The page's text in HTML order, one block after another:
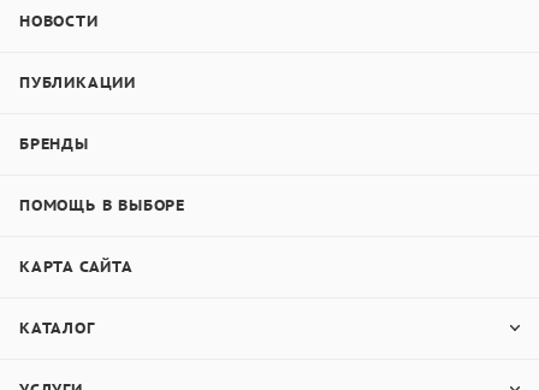
НОВОСТИ
ПУБЛИКАЦИИ
БРЕНДЫ
ПОМОЩЬ В ВЫБОРЕ
КАРТА САЙТА
КАТАЛОГ